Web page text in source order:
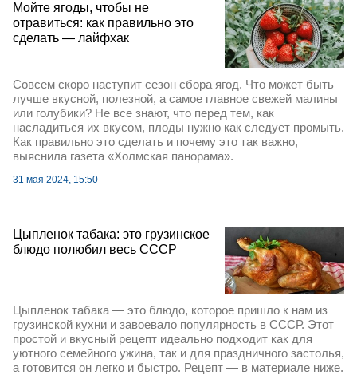
Мойте ягоды, чтобы не
отравиться: как правильно это
сделать — лайфхак
Совсем скоро наступит сезон сбора ягод. Что может быть
лучше вкусной, полезной, а самое главное свежей малины
или голубики? Не все знают, что перед тем, как
насладиться их вкусом, плоды нужно как следует промыть.
Как правильно это сделать и почему это так важно,
выяснила газета «Холмская панорама».
31 мая 2024, 15:50
Цыпленок табака: это грузинское
блюдо полюбил весь СССР
Цыпленок табака — это блюдо, которое пришло к нам из
грузинской кухни и завоевало популярность в СССР. Этот
простой и вкусный рецепт идеально подходит как для
уютного семейного ужина, так и для праздничного застолья,
а готовится он легко и быстро. Рецепт — в материале ниже.